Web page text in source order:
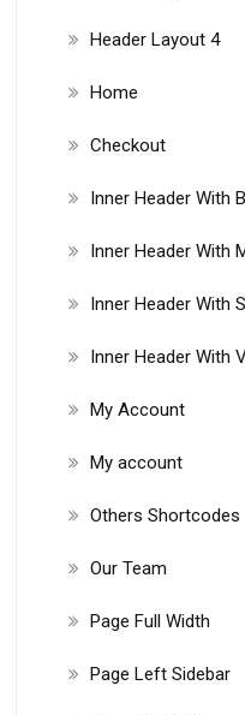
Header Layout 4
Home
Checkout
Inner Header With
Inner Header With
Inner Header With
Inner Header With
My Account
My account
Others Shortcodes
Our Team
Page Full Width
Page Left Sidebar